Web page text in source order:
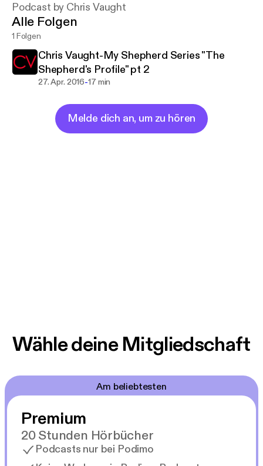
Podcast by Chris Vaught
Alle Folgen
1 Folgen
Chris Vaught-My Shepherd Series "The
Shepherd's Profile" pt 2
27. Apr. 2016-17 min
Melde dich an, um zu hören
Wähle deine Mitgliedschaft
Am beliebtesten
Premium
20 Stunden Hörbücher
Podcasts nur bei Podimo